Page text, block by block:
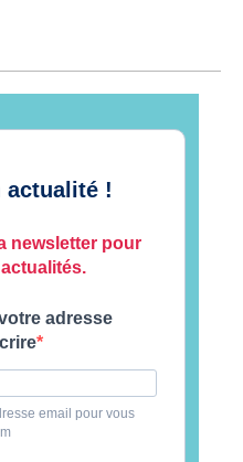
actualité !
newsletter pour
adresse
email pour vous